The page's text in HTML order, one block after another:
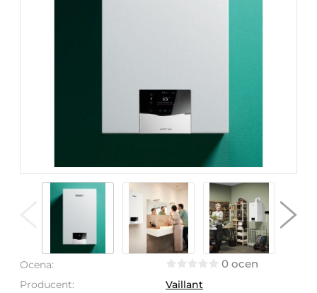
Ocena: 0 ocen
Producent:
Vaillant